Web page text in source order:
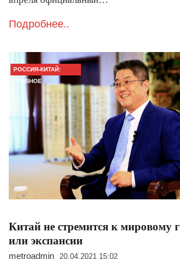
Подробнее..
РОССИЯ-КИТАЙ:
ГЛАВНОЕ
Китай не стремится к мировому
или экспансии
metroadmin 20.04.2021 15:02